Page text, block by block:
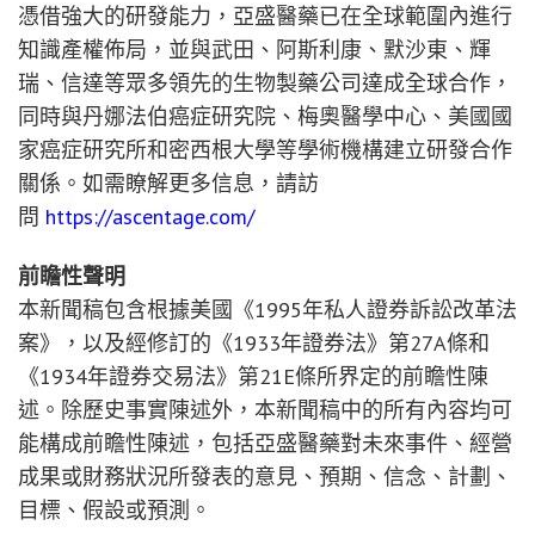
憑借強大的研發能力，亞盛醫藥已在全球範圍內進行
知識產權佈局，並與武田、阿斯利康、默沙東、輝
瑞、信達等眾多領先的生物製藥公司達成全球合作，
同時與丹娜法伯癌症研究院、梅奧醫學中心、美國國
家癌症研究所和密西根大學等學術機構建立研發合作
關係。如需瞭解更多信息，請訪
問 https://ascentage.com/
前瞻性聲明
本新聞稿包含根據美國《1995年私人證券訴訟改革法
案》，以及經修訂的《1933年證券法》第27A條和
《1934年證券交易法》第21E條所界定的前瞻性陳
述。除歷史事實陳述外，本新聞稿中的所有內容均可
能構成前瞻性陳述，包括亞盛醫藥對未來事件、經營
成果或財務狀況所發表的意見、預期、信念、計劃、
目標、假設或預測。